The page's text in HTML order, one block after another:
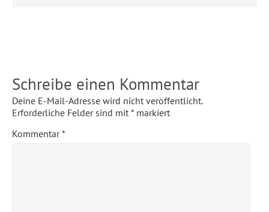
Schreibe einen Kommentar
Deine E-Mail-Adresse wird nicht veröffentlicht.
Erforderliche Felder sind mit * markiert
Kommentar*